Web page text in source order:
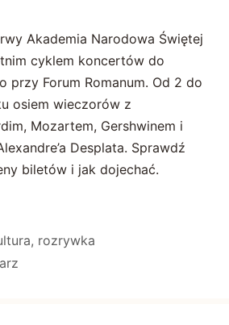
Akademia Narodowa Świętej
cyklem koncertów do
przy Forum Romanum. Od 2 do
osiem wieczorów z
Mozartem, Gershwinem i
Desplata. Sprawdź
biletów i jak dojechać.
, rozrywka